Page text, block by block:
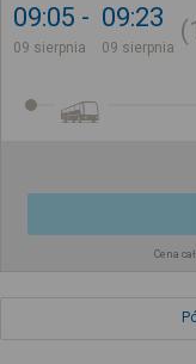
09:05
09 sierpnia
09:23
09 sierpnia
Cena